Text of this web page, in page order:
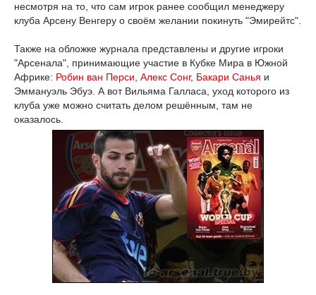
несмотря на то, что сам игрок ранее сообщил менеджеру
клуба Арсену Венгеру о своём желании покинуть "Эмирейтс".
Также на обложке журнала представлены и другие игроки
"Арсенала", принимающие участие в Кубке Мира в Южной
Африке: Робин ван Перси, Алекс Сонг, Бакари Санья и
Эммануэль Эбуэ. А вот Вильяма Галласа, уход которого из
клуба уже можно считать делом решённым, там не
оказалось.